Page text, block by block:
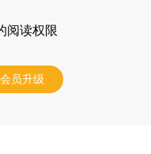
阅读权限
员升级